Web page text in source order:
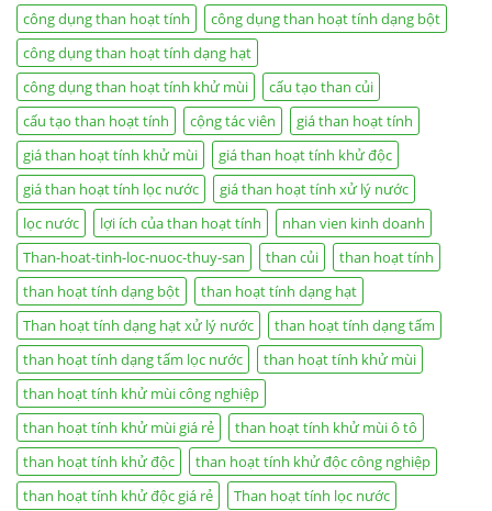
công dụng than hoạt tính
công dụng than hoạt tính dạng bột
công dụng than hoạt tính dạng hạt
công dụng than hoạt tính khử mùi
cấu tạo than củi
cấu tạo than hoạt tính
cộng tác viên
giá than hoạt tính
giá than hoạt tính khử mùi
giá than hoạt tính khử độc
giá than hoạt tính lọc nước
giá than hoạt tính xử lý nước
lọc nước
lợi ích của than hoạt tính
nhan vien kinh doanh
Than-hoat-tinh-loc-nuoc-thuy-san
than củi
than hoạt tính
than hoạt tính dạng bột
than hoạt tính dạng hạt
Than hoạt tính dạng hạt xử lý nước
than hoạt tính dạng tấm
than hoạt tính dạng tấm lọc nước
than hoạt tính khử mùi
than hoạt tính khử mùi công nghiệp
than hoạt tính khử mùi giá rẻ
than hoạt tính khử mùi ô tô
than hoạt tính khử độc
than hoạt tính khử độc công nghiệp
than hoạt tính khử độc giá rẻ
Than hoạt tính lọc nước